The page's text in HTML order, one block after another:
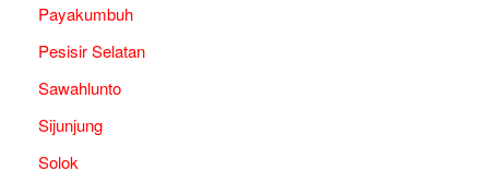
Payakumbuh
Pesisir Selatan
Sawahlunto
Sijunjung
Solok